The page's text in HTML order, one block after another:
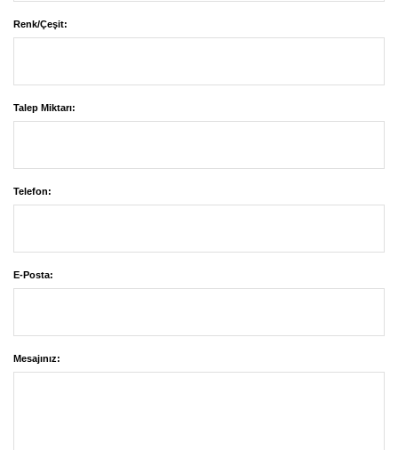
Renk/Çeşit:
Talep Miktarı:
Telefon:
E-Posta:
Mesajınız: